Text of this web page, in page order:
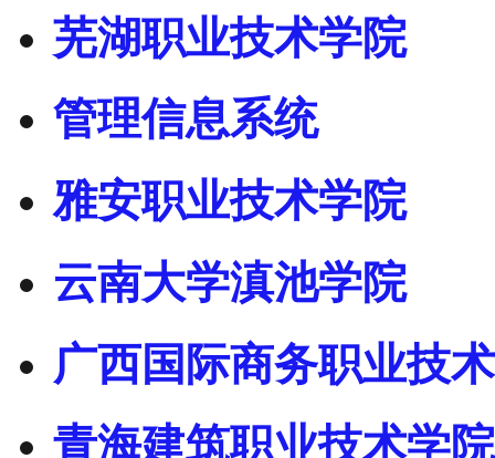
芜湖职业技术学院
管理信息系统
雅安职业技术学院
云南大学滇池学院
广西国际商务职业技
青海建筑职业技术学院